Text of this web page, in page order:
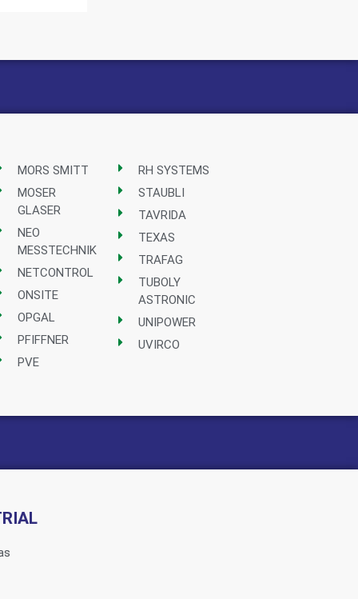
MORS SMITT
MOSER
GLASER
NEO
MESSTECHNIK
NETCONTROL
ONSITE
OPGAL
PFIFFNER
PVE
RH SYSTEMS
STAUBLI
TAVRIDA
TEXAS
TRAFAG
TUBOLY
ASTRONIC
UNIPOWER
UVIRCO